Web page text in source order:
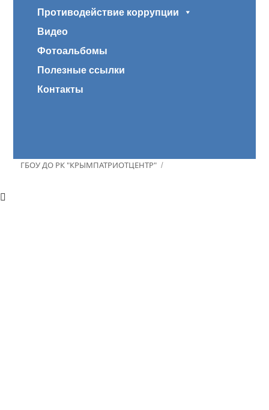
Противодействие коррупции
Видео
Фотоальбомы
Полезные ссылки
Контакты
ГБОУ ДО РК "КРЫМПАТРИОТЦЕНТР"